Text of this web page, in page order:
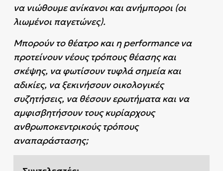
να νιώθουμε ανίκανοι και ανήμποροι (οι
λιωμένοι παγετώνες).
Μπορούν το θέατρο και η performance να
προτείνουν νέους τρόπους θέασης και
σκέψης, να φωτίσουν τυφλά σημεία και
αδικίες, να ξεκινήσουν οικολογικές
συζητήσεις, να θέσουν ερωτήματα και να
αμφισβητήσουν τους κυρίαρχους
ανθρωποκεντρικούς τρόπους
αναπαράστασης;